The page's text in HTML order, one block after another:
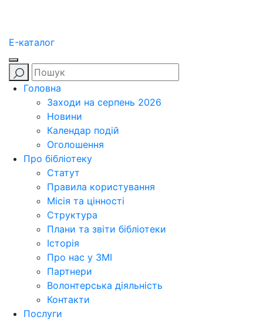
E-каталог
Головна
Заходи на серпень 2026
Новини
Календар подій
Оголошення
Про бібліотеку
Статут
Правила користування
Місія та цінності
Структура
Плани та звіти бібліотеки
Історія
Про нас у ЗМІ
Партнери
Волонтерська діяльність
Контакти
Послуги